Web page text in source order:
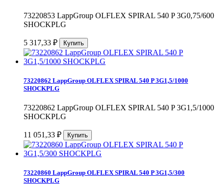
73220853 LappGroup OLFLEX SPIRAL 540 P 3G0,75/600
SHOCKPLG
5 317,33 ₽
73220862 LappGroup OLFLEX SPIRAL 540 P 3G1,5/1000
SHOCKPLG
73220862 LappGroup OLFLEX SPIRAL 540 P 3G1,5/1000
SHOCKPLG
11 051,33 ₽
73220860 LappGroup OLFLEX SPIRAL 540 P 3G1,5/300
SHOCKPLG